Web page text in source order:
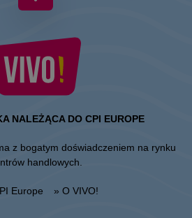
NALEŻĄCA DO CPI EUROPE
z bogatym doświadczeniem na rynku
handlowych.
Europe » O VIVO!